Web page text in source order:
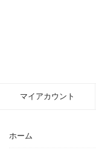
ホーム
マイアカウント